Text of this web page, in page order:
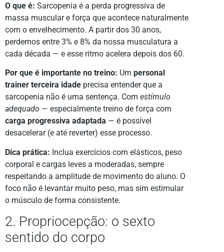
O que é: Sarcopenia é a perda progressiva de
massa muscular e força que acontece naturalmente
com o envelhecimento. A partir dos 30 anos,
perdemos entre 3% e 8% da nossa musculatura a
cada década — e esse ritmo acelera depois dos 60.
Por que é importante no treino: Um personal
trainer terceira idade precisa entender que a
sarcopenia não é uma sentença. Com estímulo
adequado — especialmente treino de força com
carga progressiva adaptada — é possível
desacelerar (e até reverter) esse processo.
Dica prática: Inclua exercícios com elásticos, peso
corporal e cargas leves a moderadas, sempre
respeitando a amplitude de movimento do aluno. O
foco não é levantar muito peso, mas sim estimular
o músculo de forma consistente.
2. Propriocepção: o sexto
sentido do corpo